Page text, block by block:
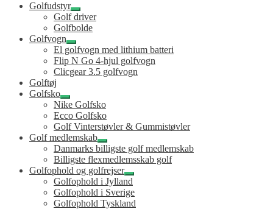
Golfudstyr
Udfold
undermenu
Golf driver
Golfbolde
Golfvogn
Udfold
undermenu
El golfvogn med lithium batteri
Flip N Go 4-hjul golfvogn
Clicgear 3.5 golfvogn
Golftøj
Golfsko
Udfold
undermenu
Nike Golfsko
Ecco Golfsko
Golf Vinterstøvler & Gummistøvler
Golf medlemskab
Udfold
undermenu
Danmarks billigste golf medlemskab
Billigste flexmedlemsskab golf
Golfophold og golfrejser
Udfold
undermenu
Golfophold i Jylland
Golfophold i Sverige
Golfophold Tyskland